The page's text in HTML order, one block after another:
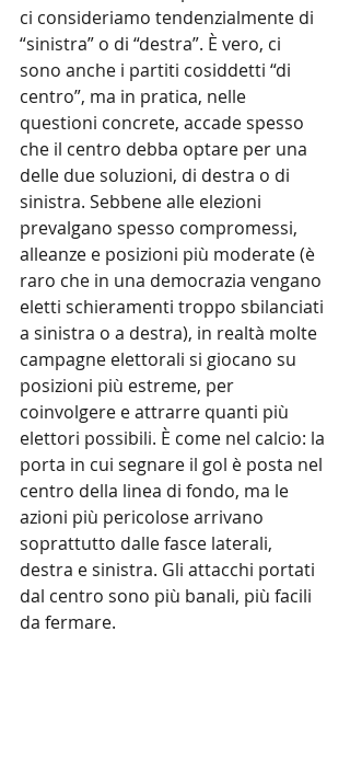
ci consideriamo tendenzialmente di
“sinistra” o di “destra”. È vero, ci
sono anche i partiti cosiddetti “di
centro”, ma in pratica, nelle
questioni concrete, accade spesso
che il centro debba optare per una
delle due soluzioni, di destra o di
sinistra. Sebbene alle elezioni
prevalgano spesso compromessi,
alleanze e posizioni più moderate (è
raro che in una democrazia vengano
eletti schieramenti troppo sbilanciati
a sinistra o a destra), in realtà molte
campagne elettorali si giocano su
posizioni più estreme, per
coinvolgere e attrarre quanti più
elettori possibili. È come nel calcio: la
porta in cui segnare il gol è posta nel
centro della linea di fondo, ma le
azioni più pericolose arrivano
soprattutto dalle fasce laterali,
destra e sinistra. Gli attacchi portati
dal centro sono più banali, più facili
da fermare.